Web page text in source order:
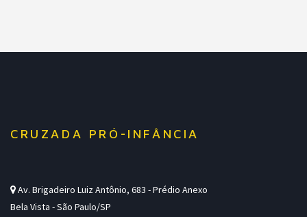
CRUZADA PRÓ-INFÂNCIA
Av. Brigadeiro Luiz Antônio, 683 - Prédio Anexo
Bela Vista - São Paulo/SP